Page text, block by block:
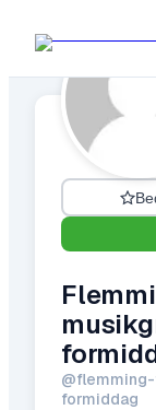
@
formiddag